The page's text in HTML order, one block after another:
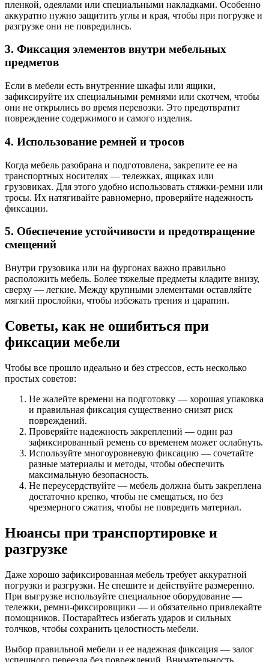
пленкой, одеялами или специальными накладками. Особенно
аккуратно нужно защитить углы и края, чтобы при погрузке и
разгрузке они не повредились.
3. Фиксация элементов внутри мебельных
предметов
Если в мебели есть внутренние шкафы или ящики,
зафиксируйте их специальными ремнями или скотчем, чтобы
они не открылись во время перевозки. Это предотвратит
повреждение содержимого и самого изделия.
4. Использование ремней и тросов
Когда мебель разобрана и подготовлена, закрепите ее на
транспортных носителях — тележках, ящиках или
грузовиках. Для этого удобно использовать стяжки-ремни или
тросы. Их натягивайте равномерно, проверяйте надежность
фиксации.
5. Обеспечение устойчивости и предотвращение
смещений
Внутри грузовика или на фургонах важно правильно
расположить мебель. Более тяжелые предметы кладите внизу,
сверху — легкие. Между крупными элементами оставляйте
мягкий прослойки, чтобы избежать трения и царапин.
Советы, как не ошибиться при
фиксации мебели
Чтобы все прошло идеально и без стрессов, есть несколько
простых советов:
Не жалейте времени на подготовку — хорошая упаковка
и правильная фиксация существенно снизят риск
повреждений.
Проверяйте надежность закреплений — один раз
зафиксированный ремень со временем может ослабнуть.
Используйте многоуровневую фиксацию — сочетайте
разные материалы и методы, чтобы обеспечить
максимальную безопасность.
Не переусердствуйте — мебель должна быть закреплена
достаточно крепко, чтобы не смещаться, но без
чрезмерного сжатия, чтобы не повредить материал.
Нюансы при транспортировке и
разгрузке
Даже хорошо зафиксированная мебель требует аккуратной
погрузки и разгрузки. Не спешите и действуйте размеренно.
При выгрузке используйте специальное оборудование —
тележки, ремни-фиксировщики — и обязательно привлекайте
помощников. Постарайтесь избегать ударов и сильных
толчков, чтобы сохранить целостность мебели.
Выбор правильной мебели и ее надежная фиксация — залог
успешного переезда без повреждений. Внимательность,